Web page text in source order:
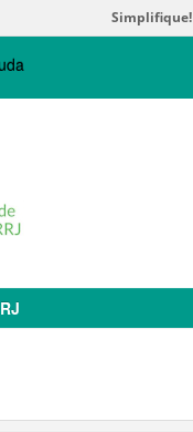
Simplifique!